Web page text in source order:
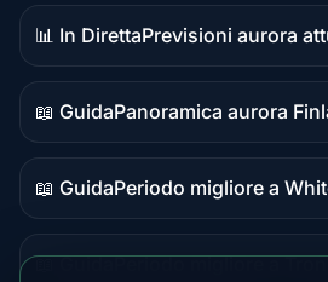
📊 In Diretta
Dati
in
diretta
Previsioni aurora
📖 Guida
Contenuto
guida
Panoramica aurora
📖 Guida
Contenuto
Periodo migliore a
📖 GuidaPeriodo migliore a